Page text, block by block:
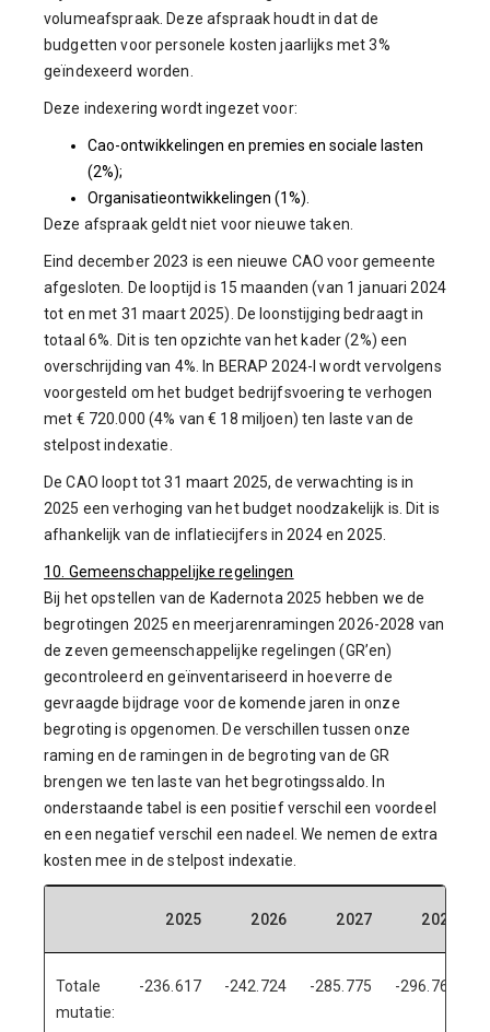
volumeafspraak. Deze afspraak houdt in dat de
budgetten voor personele kosten jaarlijks met 3%
geïndexeerd worden.
Deze indexering wordt ingezet voor:
Cao-ontwikkelingen en premies en sociale lasten
(2%);
Organisatieontwikkelingen (1%).
Deze afspraak geldt niet voor nieuwe taken.
Eind december 2023 is een nieuwe CAO voor gemeente
afgesloten. De looptijd is 15 maanden (van 1 januari 2024
tot en met 31 maart 2025). De loonstijging bedraagt in
totaal 6%. Dit is ten opzichte van het kader (2%) een
overschrijding van 4%. In BERAP 2024-I wordt vervolgens
voorgesteld om het budget bedrijfsvoering te verhogen
met € 720.000 (4% van € 18 miljoen) ten laste van de
stelpost indexatie.
De CAO loopt tot 31 maart 2025, de verwachting is in
2025 een verhoging van het budget noodzakelijk is. Dit is
afhankelijk van de inflatiecijfers in 2024 en 2025.
10. Gemeenschappelijke regelingen
Bij het opstellen van de Kadernota 2025 hebben we de
begrotingen 2025 en meerjarenramingen 2026-2028 van
de zeven gemeenschappelijke regelingen (GR’en)
gecontroleerd en geïnventariseerd in hoeverre de
gevraagde bijdrage voor de komende jaren in onze
begroting is opgenomen. De verschillen tussen onze
raming en de ramingen in de begroting van de GR
brengen we ten laste van het begrotingssaldo. In
onderstaande tabel is een positief verschil een voordeel
en een negatief verschil een nadeel. We nemen de extra
kosten mee in de stelpost indexatie.
2025 2026 2027 2028
Totale
mutatie:
-236.617 -242.724 -285.775 -296.765